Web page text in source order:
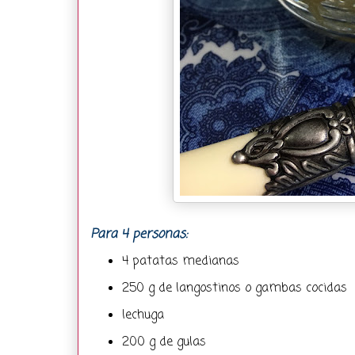
Para 4 personas:
4 patatas medianas
250 g de langostinos o gambas cocidas
lechuga
200 g de gulas